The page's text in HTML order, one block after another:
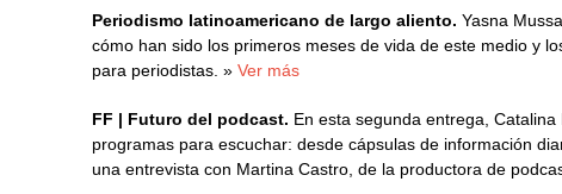
Periodismo latinoamericano de largo aliento. Yasna
cómo han sido los primeros meses de vida de este medio y
para periodistas. »Ver más
FF | Futuro del podcast. En esta segunda entrega,
programas para escuchar: desde cápsulas de información
una entrevista con Martina Castro, de la productora de